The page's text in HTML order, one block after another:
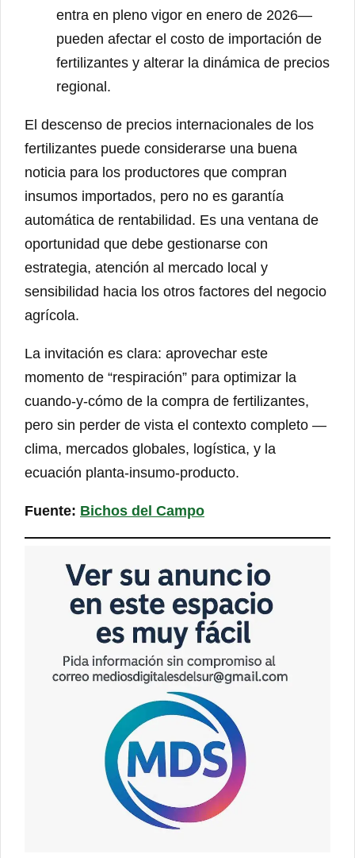
entra en pleno vigor en enero de 2026—
pueden afectar el costo de importación de
fertilizantes y alterar la dinámica de precios
regional.
El descenso de precios internacionales de los
fertilizantes puede considerarse una buena
noticia para los productores que compran
insumos importados, pero no es garantía
automática de rentabilidad. Es una ventana de
oportunidad que debe gestionarse con
estrategia, atención al mercado local y
sensibilidad hacia los otros factores del negocio
agrícola.
La invitación es clara: aprovechar este
momento de “respiración” para optimizar la
cuando-y-cómo de la compra de fertilizantes,
pero sin perder de vista el contexto completo —
clima, mercados globales, logística, y la
ecuación planta-insumo-producto.
Fuente: Bichos del Campo